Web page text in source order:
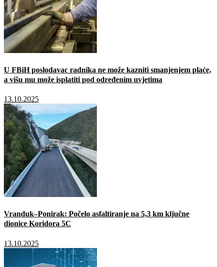
U FBiH poslodavac radnika ne može kazniti smanjenjem plaće,
a višu mu može isplatiti pod određenim uvjetima
13.10.2025
Vranduk–Ponirak: Počelo asfaltiranje na 5,3 km ključne
dionice Koridora 5C
13.10.2025